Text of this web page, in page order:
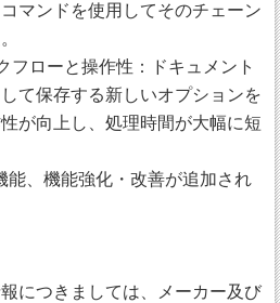
マンドを使用してそのチェーン
フローと操作性：ドキュメント
て保存する新しいオプションを
が向上し、処理時間が大幅に短
能、機能強化・改善が追加され
につきましては、メーカー及び